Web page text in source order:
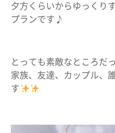
夕方くらいからゆっくり
プランです♪
とっても素敵なところだ
家族、友達、カップル、
す